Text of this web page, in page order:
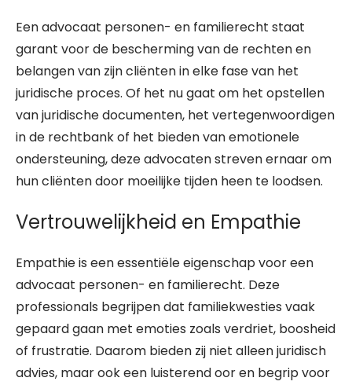
Een advocaat personen- en familierecht staat
garant voor de bescherming van de rechten en
belangen van zijn cliënten in elke fase van het
juridische proces. Of het nu gaat om het opstellen
van juridische documenten, het vertegenwoordigen
in de rechtbank of het bieden van emotionele
ondersteuning, deze advocaten streven ernaar om
hun cliënten door moeilijke tijden heen te loodsen.
Vertrouwelijkheid en Empathie
Empathie is een essentiële eigenschap voor een
advocaat personen- en familierecht. Deze
professionals begrijpen dat familiekwesties vaak
gepaard gaan met emoties zoals verdriet, boosheid
of frustratie. Daarom bieden zij niet alleen juridisch
advies, maar ook een luisterend oor en begrip voor